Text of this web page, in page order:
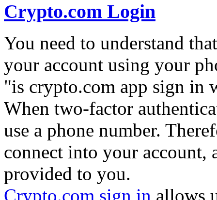
Crypto.com Login
You need to understand
your account using your
"is crypto.com app sign in
When two-factor
use a phone number.
connect into your account,
provided to you.
Crypto.com sign in allows